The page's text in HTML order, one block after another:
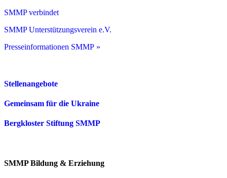
SMMP verbindet
SMMP Unterstützungsverein e.V.
Presseinformationen SMMP »
Stellenangebote
Gemeinsam für die Ukraine
Bergkloster Stiftung SMMP
SMMP Bildung & Erziehung